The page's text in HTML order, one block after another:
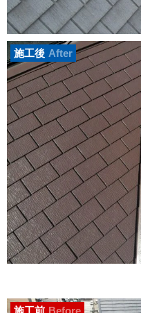
施工後 After
施工前 Before